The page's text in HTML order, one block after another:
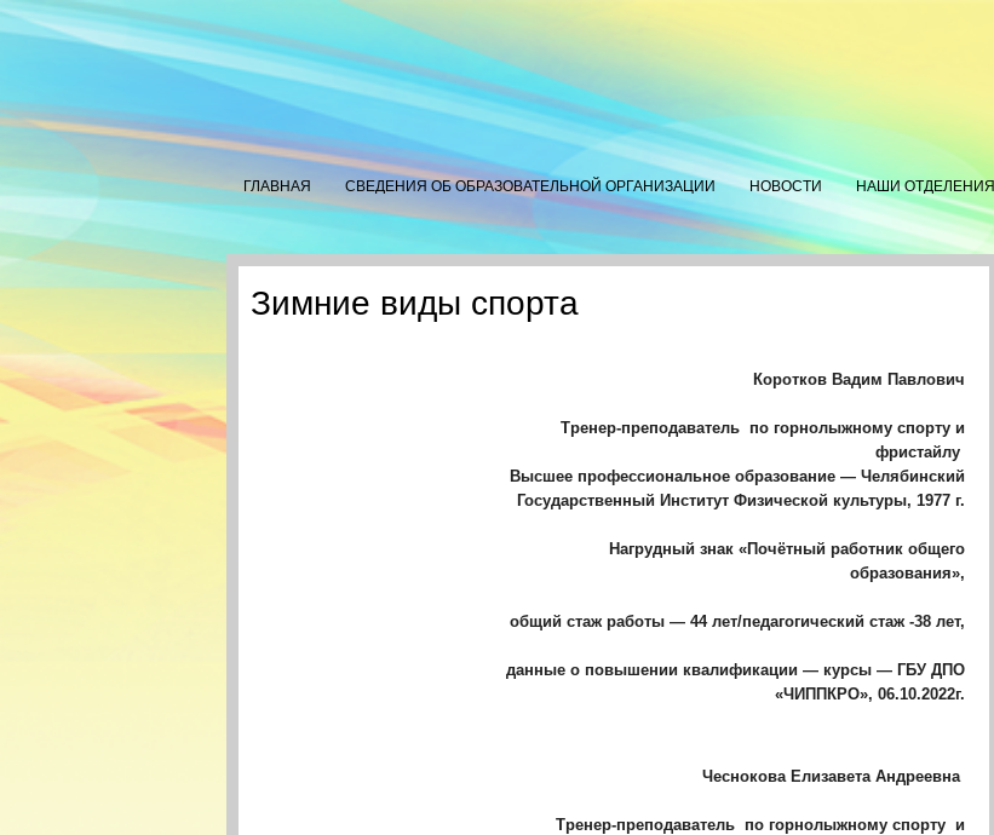
ГЛАВНАЯ СВЕДЕНИЯ ОБ ОБРАЗОВАТЕЛЬНОЙ ОРГАНИЗАЦИИ НОВОСТИ НАШИ ОТДЕЛЕНИЯ
Зимние виды спорта
Коротков Вадим Павлович
Тренер-преподаватель по горнолыжному спорту и
фристайлу
Высшее профессиональное образование — Челябинский
Государственный Институт Физической культуры, 1977 г.
Нагрудный знак «Почётный работник общего
образования»,
общий стаж работы — 44 лет/педагогический стаж -38 лет,
данные о повышении квалификации — курсы — ГБУ ДПО
«ЧИППКРО», 06.10.2022г.
Чеснокова Елизавета Андреевна
Тренер-преподаватель по горнолыжному спорту и